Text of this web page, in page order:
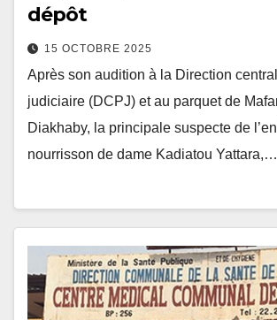
dépôt
15 OCTOBRE 2025
Après son audition à la Direction
judiciaire (DCPJ) et au parquet de
Diakhaby, la principale suspecte de
nourrisson de dame Kadiatou Yattara,…